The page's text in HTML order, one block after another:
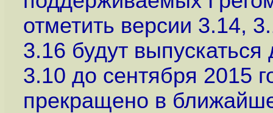
отметить версии 3.14,
3.16 будут выпускаться
3.10 до сентября 2015
прекращено в